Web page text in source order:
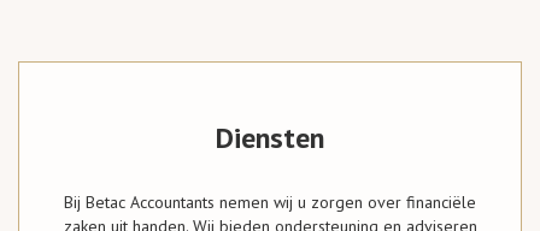
Diensten
Bij Betac Accountants nemen wij u zorgen over financiële
zaken uit handen. Wij bieden ondersteuning en adviseren